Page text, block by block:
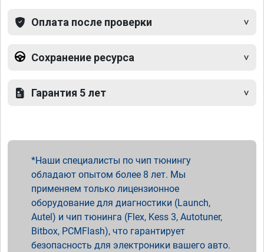
Оплата после проверки
Сохранение ресурса
Гарантия 5 лет
Наши специалисты по чип тюнингу
обладают опытом более 8 лет. Мы
применяем только лицензионное
оборудование для диагностики (Launch,
Autel) и чип тюнинга (Flex, Kess 3, Autotuner,
Bitbox, PCMFlash), что гарантирует
безопасность для электроники вашего авто.